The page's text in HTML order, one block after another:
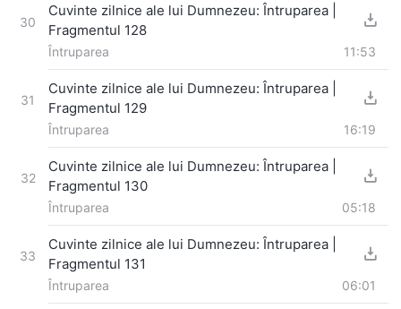
30
Cuvinte zilnice ale lui Dumnezeu: Întruparea |
Fragmentul 128
Întruparea 11:53
31
Cuvinte zilnice ale lui Dumnezeu: Întruparea |
Fragmentul 129
Întruparea 16:19
32
Cuvinte zilnice ale lui Dumnezeu: Întruparea |
Fragmentul 130
Întruparea 05:18
33
Cuvinte zilnice ale lui Dumnezeu: Întruparea |
Fragmentul 131
Întruparea 06:01